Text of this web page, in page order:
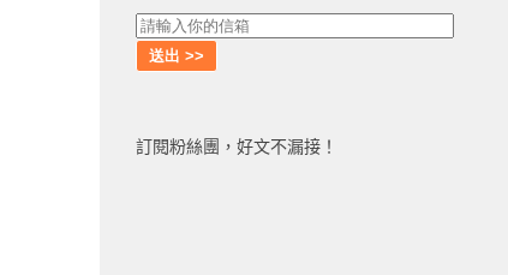
訂閱粉絲團，好文不漏接！